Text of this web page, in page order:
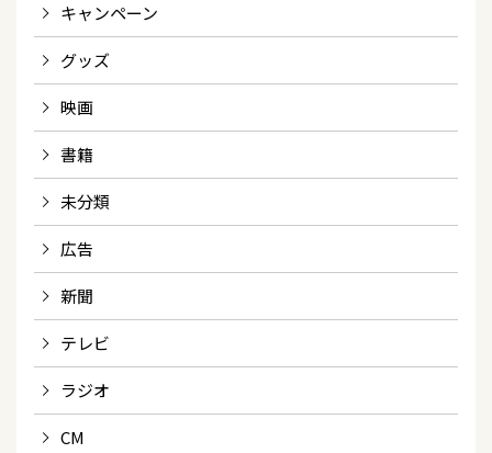
キャンペーン
グッズ
映画
書籍
未分類
広告
新聞
テレビ
ラジオ
CM